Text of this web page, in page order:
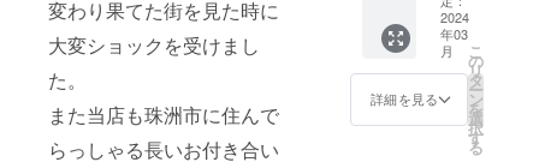
変わり果てた街を見た時に
大変ショックを受けまし
た。
また当店も珠洲市に住んで
らっしゃる長いお付き合い
「FINE」と
の連携で、
高画質な出
力を、ス
ピーディー
★ご希
望の商
品ジャ
ンルを
オプ
ション
から選
2024
年03
月
詳細を見る
こ
の
リ
タ
ー
ン
を
選
択
す
る